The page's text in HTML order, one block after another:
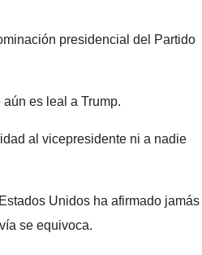
presidencial del Partido
es leal a Trump.
al vicepresidente ni a nadie
Unidos ha afirmado jamás
se equivoca.